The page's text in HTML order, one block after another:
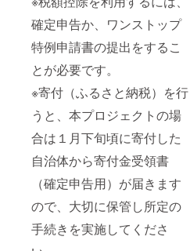
確定申告か、ワンストップ
特例申請書の提出をするこ
とが必要です。
※寄付（ふるさと納税）を行
うと、本プロジェクトの場
合は１月下旬頃に寄付した
自治体から寄付金受領書
（確定申告用）が届きます
ので、大切に保管し所定の
手続きを実施してくださ